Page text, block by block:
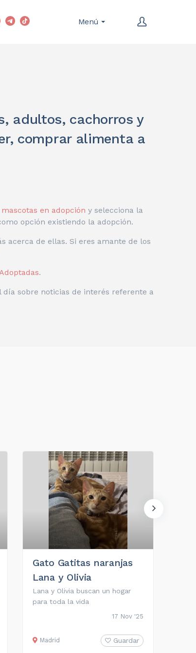
Menú
adultos, cachorros y
comprar alimenta a
mascotas en adopción y selecciona la
opción existiendo la adopción.
acerca de ellas. Si eres amante de los
.
día sobre noticias de interés referente a
Gato Gatitas naranjas
Lana y Olivia
Lana y Olivia buscan un hogar
para toda la vida
17 Nov '25
Madrid Guardar